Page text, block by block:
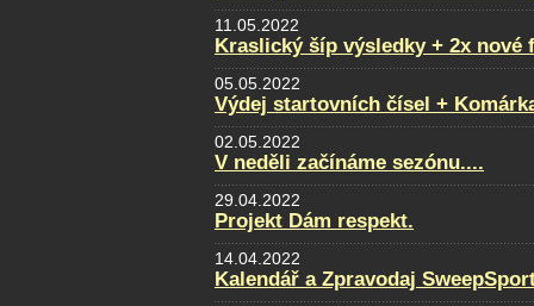
11.05.2022
Kraslický šíp výsledky + 2x nové
05.05.2022
Výdej startovních čísel +
02.05.2022
V neděli začínáme sezónu....
29.04.2022
Projekt Dám respekt.
14.04.2022
Kalendář a Zpravodaj